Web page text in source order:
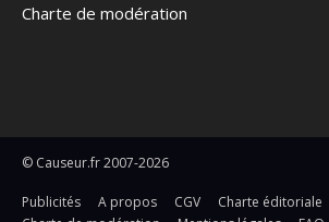
Charte de modération
© Causeur.fr 2007-2026
Publicités A propos CGV
Charte éditoriale